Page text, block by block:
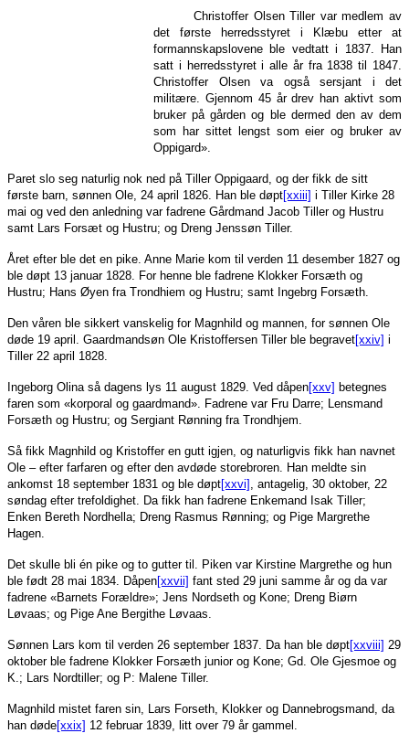
Christoffer Olsen Tiller var medlem av
det første herredsstyret i Klæbu etter at
formannskapslovene ble vedtatt i 1837. Han
satt i herredsstyret i alle år fra 1838 til 1847.
Christoffer Olsen va også sersjant i det
militære. Gjennom 45 år drev han aktivt som
bruker på gården og ble dermed den av dem
som har sittet lengst som eier og bruker av
Oppigard».
Paret slo seg naturlig nok ned på Tiller Oppigaard, og der fikk de sitt
første barn, sønnen Ole, 24 april 1826. Han ble døpt[xxiii] i Tiller Kirke 28
mai og ved den anledning var fadrene Gårdmand Jacob Tiller og Hustru
samt Lars Forsæt og Hustru; og Dreng Jenssøn Tiller.
Året efter ble det en pike. Anne Marie kom til verden 11 desember 1827 og
ble døpt 13 januar 1828. For henne ble fadrene Klokker Forsæth og
Hustru; Hans Øyen fra Trondhiem og Hustru; samt Ingebrg Forsæth.
Den våren ble sikkert vanskelig for Magnhild og mannen, for sønnen Ole
døde 19 april. Gaardmandsøn Ole Kristoffersen Tiller ble begravet[xxiv] i
Tiller 22 april 1828.
Ingeborg Olina så dagens lys 11 august 1829. Ved dåpen[xxv] betegnes
faren som «korporal og gaardmand». Fadrene var Fru Darre; Lensmand
Forsæth og Hustru; og Sergiant Rønning fra Trondhjem.
Så fikk Magnhild og Kristoffer en gutt igjen, og naturligvis fikk han navnet
Ole – efter farfaren og efter den avdøde storebroren. Han meldte sin
ankomst 18 september 1831 og ble døpt[xxvi] , antagelig, 30 oktober, 22
søndag efter trefoldighet. Da fikk han fadrene Enkemand Isak Tiller;
Enken Bereth Nordhella; Dreng Rasmus Rønning; og Pige Margrethe
Hagen.
Det skulle bli én pike og to gutter til. Piken var Kirstine Margrethe og hun
ble født 28 mai 1834. Dåpen[xxvii] fant sted 29 juni samme år og da var
fadrene «Barnets Forældre»; Jens Nordseth og Kone; Dreng Biørn
Løvaas; og Pige Ane Bergithe Løvaas.
Sønnen Lars kom til verden 26 september 1837. Da han ble døpt[xxviii] 29
oktober ble fadrene Klokker Forsæth junior og Kone; Gd. Ole Gjesmoe og
K.; Lars Nordtiller; og P: Malene Tiller.
Magnhild mistet faren sin, Lars Forseth, Klokker og Dannebrogsmand, da
han døde[xxix] 12 februar 1839, litt over 79 år gammel.